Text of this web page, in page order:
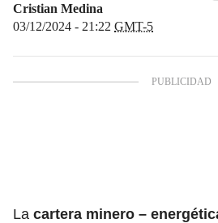
Cristian Medina
03/12/2024 - 21:22 GMT-5
La cartera minero –